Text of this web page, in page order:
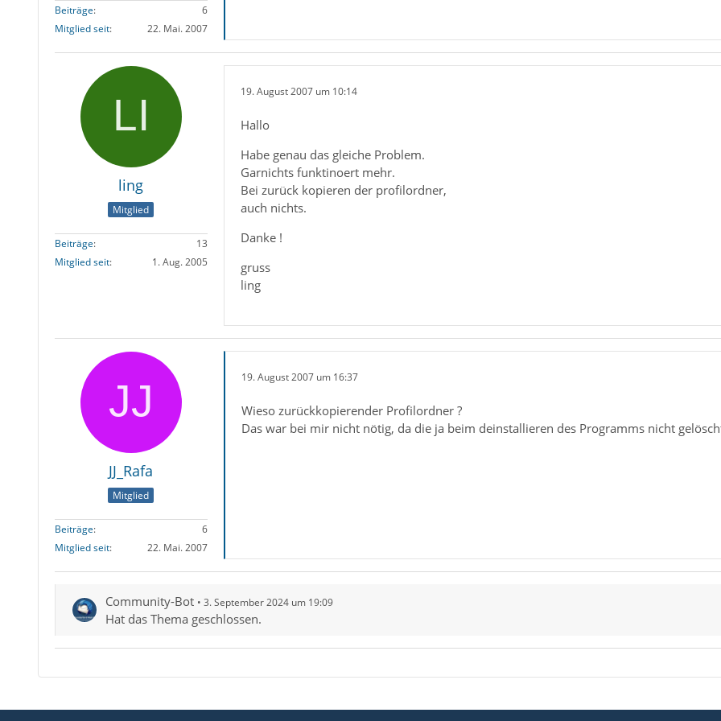
Beiträge
6
Mitglied seit
22. Mai. 2007
ling
Mitglied
Beiträge
13
Mitglied seit
1. Aug. 2005
19. August 2007 um 10:14
Hallo
Habe genau das gleiche Problem.
Garnichts funktinoert mehr.
Bei zurück kopieren der profilordner,
auch nichts.
Danke !
gruss
ling
JJ_Rafa
Mitglied
Beiträge
6
Mitglied seit
22. Mai. 2007
19. August 2007 um 16:37
Wieso zurückkopierender Profilordner ?
Das war bei mir nicht nötig, da die ja beim deinstallieren des Programms nicht
Community-Bot 3. September 2024 um 19:09
Hat das Thema geschlossen.